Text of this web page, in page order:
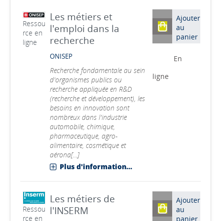
Ressou
rce en
ligne
Les métiers et
l'emploi dans la
recherche
ONISEP
Recherche fondamentale au sein
d'organismes publics ou
recherche appliquée en R&D
(recherche et développement), les
besoins en innovation sont
nombreux dans l'industrie
automobile, chimique,
pharmaceutique, agro-
alimentaire, cosmétique et
aérona[...]
Plus d'information...
Ajouter
au
panier
En
ligne
Ressou
rce en
Les métiers de
l'INSERM
Ajouter
au
panier